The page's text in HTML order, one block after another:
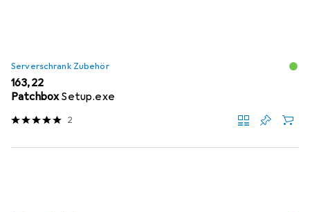
Serverschrank Zubehör
EUR
163,22
PatchboxSetup.exe
2